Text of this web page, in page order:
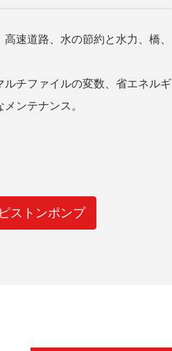
速道路、水の節約と水力、橋、
チファイルの変数、省エネルギ
ンテナンス。
ストンポンプ